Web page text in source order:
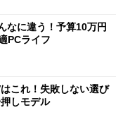
なに違う！予算10万円
PCライフ
これ！失敗しない選び
しモデル